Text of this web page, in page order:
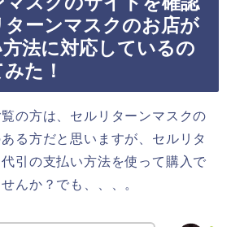
ターンマスクのお店が
法に対応しているの
た！
の方は、セルリターンマスクの
る方だと思いますが、セルリタ
引の支払い方法を使って購入で
んか？でも、、、。